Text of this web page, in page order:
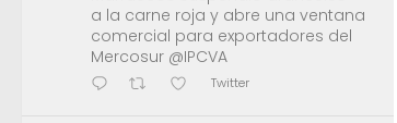
a la carne roja y abre una ventana
comercial para exportadores del
Mercosur @IPCVA
Twitter